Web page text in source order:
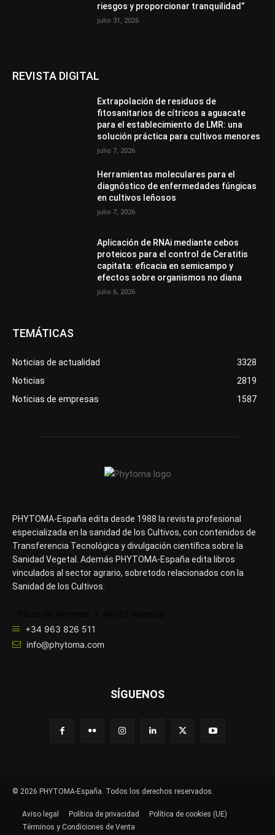
riesgos y proporcionar tranquilidad”
julio 31, 2026
REVISTA DIGITAL
Extrapolación de residuos de
fitosanitarios de cítricos a aguacate
para el establecimiento de LMR: una
solución práctica para cultivos menores
julio 7, 2026
Herramientas moleculares para el
diagnóstico de enfermedades fúngicas
en cultivos leñosos
julio 7, 2026
Aplicación de RNAi mediante cebos
proteicos para el control de Ceratitis
capitata: eficacia en semicampo y
efectos sobre organismos no diana
julio 6, 2026
TEMÁTICAS
Noticias de actualidad
3328
Noticias
2819
Noticias de empresas
1587
PHYTOMA-España edita desde 1988 la revista profesional
especializada en la sanidad de los Cultivos, con contenidos de
Transferencia Tecnológica y divulgación científica sobre la
Sanidad Vegetal. Además PHYTOMA-España edita libros
vinculados al sector agrario, sobretodo relacionados con la
Sanidad de los Cultivos.
+34 963 826 511
info@phytoma.com
SÍGUENOS
© 2026 PHYTOMA-España. Todos los derechos reservados.
Aviso legal Política de privacidad
Política de cookies (UE)
Términos y Condiciones de Venta